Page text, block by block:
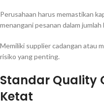
Perusahaan harus memastikan
menangani pesanan dalam
Memiliki supplier cadangan atau
risiko yang penting.
Standar Quality
Ketat